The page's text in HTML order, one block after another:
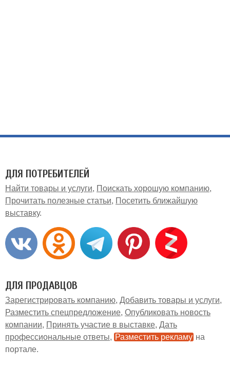
ДЛЯ ПОТРЕБИТЕЛЕЙ
Найти товары и услуги
Поискать хорошую компанию
Прочитать полезные статьи
Посетить ближайшую
выставку
ДЛЯ ПРОДАВЦОВ
Зарегистрировать компанию Добавить товары и услуги
Разместить спецпредложение Опубликовать новость
компании
Принять участие в выставке Дать
профессиональные ответы
Разместить рекламу на
портале